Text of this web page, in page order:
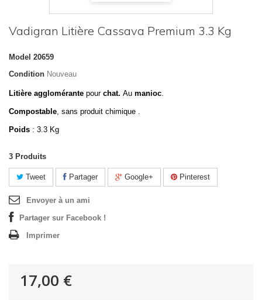
Vadigran Litière Cassava Premium 3.3 Kg
Model 20659
Condition Nouveau
Litière agglomérante pour chat. Au manioc.
Compostable, sans produit chimique .
Poids : 3.3 Kg
3 Produits
Tweet Partager Google+ Pinterest
Envoyer à un ami
Partager sur Facebook !
Imprimer
17,00 €